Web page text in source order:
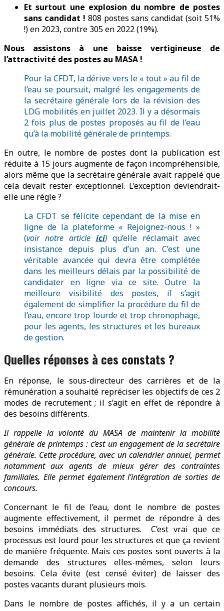
Et surtout une explosion du nombre de postes
sans candidat ! 808 postes sans candidat (soit 51%
!) en 2023, contre 305 en 2022 (19%).
Nous assistons à une baisse vertigineuse de
l’attractivité des postes au MASA !
Pour la CFDT, la dérive vers le « tout » au fil de
l’eau se poursuit, malgré les engagements de
la secrétaire générale lors de la révision des
LDG mobilités en juillet 2023. Il y a désormais
2 fois plus de postes proposés au fil de l’eau
qu’à la mobilité générale de printemps.
En outre, le nombre de postes dont la publication est
réduite à 15 jours augmente de façon incompréhensible,
alors même que la secrétaire générale avait rappelé que
cela devait rester exceptionnel. L’exception deviendrait-
elle une règle ?
La CFDT se félicite cependant de la mise en
ligne de la plateforme « Rejoignez-nous ! »
(voir notre article ici)qu’elle réclamait avec
insistance depuis plus d’un an. C’est une
véritable avancée qui devra être complétée
dans les meilleurs délais par la possibilité de
candidater en ligne via ce site. Outre la
meilleure visibilité des postes, il s’agit
également de simplifier la procédure du fil de
l’eau, encore trop lourde et trop chronophage,
pour les agents, les structures et les bureaux
de gestion.
Quelles réponses à ces constats ?
En réponse, le sous-directeur des carrières et de la
rémunération a souhaité repréciser les objectifs de ces 2
modes de recrutement ; il s’agit en effet de répondre à
des besoins différents.
Il rappelle la volonté du MASA de maintenir la mobilité
générale de printemps : c’est un engagement de la secrétaire
générale. Cette procédure, avec un calendrier annuel, permet
notamment aux agents de mieux gérer des contraintes
familiales. Elle permet également l’intégration de sorties de
concours.
Concernant le fil de l’eau, dont le nombre de postes
augmente effectivement, il permet de répondre à des
besoins immédiats des structures. C’est vrai que ce
processus est lourd pour les structures et que ça revient
de manière fréquente. Mais ces postes sont ouverts à la
demande des structures elles-mêmes, selon leurs
besoins. Cela évite (est censé éviter) de laisser des
postes vacants durant plusieurs mois.
Dans le nombre de postes affichés, il y a un certain